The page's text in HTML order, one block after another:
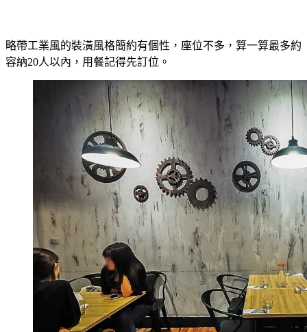
略帶工業風的裝潢風格簡約有個性，座位不多，算一算最多約
容納20人以內，用餐記得先訂位。